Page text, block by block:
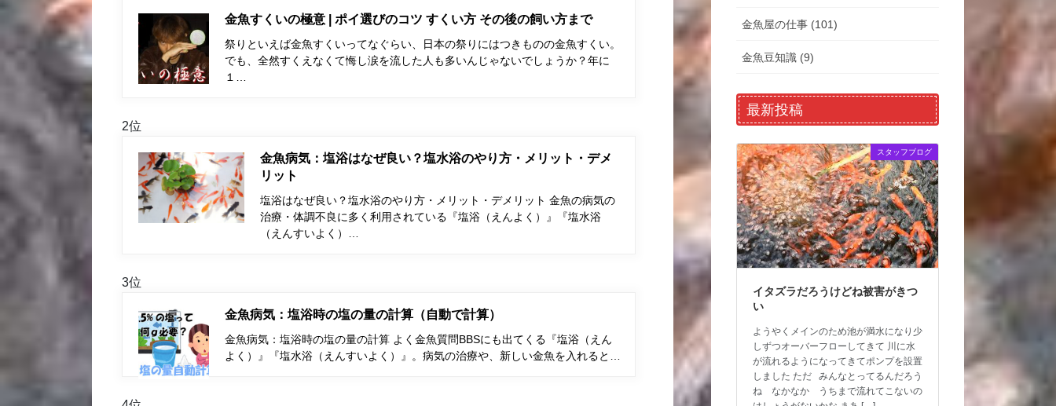
金魚すくいの極意 | ポイ選びのコツ すくい方 その後の飼い方まで
祭りといえば金魚すくいってなぐらい、日本の祭りにはつきものの金魚すくい。
でも、全然すくえなくて悔し涙を流した人も多いんじゃないでしょうか？年に
１…
2位
金魚病気：塩浴はなぜ良い？塩水浴のやり方・メリット・デメ
リット
塩浴はなぜ良い？塩水浴のやり方・メリット・デメリット 金魚の病気の
治療・体調不良に多く利用されている『塩浴（えんよく）』『塩水浴
（えんすいよく）…
3位
金魚病気：塩浴時の塩の量の計算（自動で計算）
金魚病気：塩浴時の塩の量の計算 よく金魚質問BBSにも出てくる『塩浴（えん
よく）』『塩水浴（えんすいよく）』。病気の治療や、新しい金魚を入れると…
金魚屋の仕事 (101)
金魚豆知識 (9)
最新投稿
スタッフブログ
イタズラだろうけどね被害がきつ
い
ようやくメインのため池が満水になり少
しずつオーバーフローしてきて 川に水
が流れるようになってきてポンプを設置
しました ただ みんなとってるんだろう
ね なかなか うちまで流れてこないの